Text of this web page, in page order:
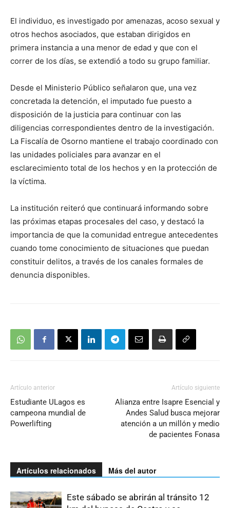
El individuo, es investigado por amenazas, acoso sexual y
otros hechos asociados, que estaban dirigidos en
primera instancia a una menor de edad y que con el
correr de los días, se extendió a todo su grupo familiar.
Desde el Ministerio Público señalaron que, una vez
concretada la detención, el imputado fue puesto a
disposición de la justicia para continuar con las
diligencias correspondientes dentro de la investigación.
La Fiscalía de Osorno mantiene el trabajo coordinado con
las unidades policiales para avanzar en el
esclarecimiento total de los hechos y en la protección de
la víctima.
La institución reiteró que continuará informando sobre
las próximas etapas procesales del caso, y destacó la
importancia de que la comunidad entregue antecedentes
cuando tome conocimiento de situaciones que puedan
constituir delitos, a través de los canales formales de
denuncia disponibles.
Artículo anterior
Estudiante ULagos es
campeona mundial de
Powerlifting
Artículo siguiente
Alianza entre Isapre Esencial y
Andes Salud busca mejorar
atención a un millón y medio
de pacientes Fonasa
Artículos relacionados Más del autor
Este sábado se abrirán al tránsito 12